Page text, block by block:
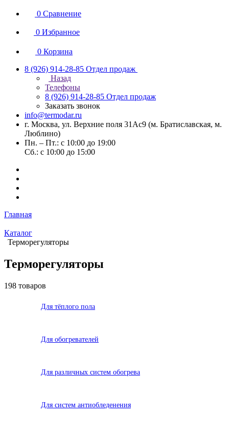
0 Сравнение
0 Избранное
0 Корзина
8 (926) 914-28-85 Отдел продаж
Назад
Телефоны
8 (926) 914-28-85 Отдел продаж
Заказать звонок
info@termodar.ru
г. Москва, ул. Верхние поля 31Ас9 (м. Братиславская, м.
Люблино)
Пн. – Пт.: с 10:00 до 19:00
Сб.: с 10:00 до 15:00
Главная
Каталог
Терморегуляторы
Терморегуляторы
198 товаров
Для тёплого пола
Для обогревателей
Для различных систем обогрева
Для систем антиобледенения